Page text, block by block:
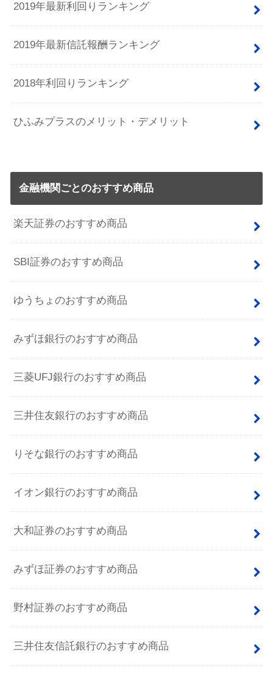
2019年最新利回りランキング
2019年最新信託報酬ランキング
2018年利回りランキング
ひふみプラスのメリット・デメリット
金融機関ごとのおすすめ商品
楽天証券のおすすめ商品
SBI証券のおすすめ商品
ゆうちょのおすすめ商品
みずほ銀行のおすすめ商品
三菱UFJ銀行のおすすめ商品
三井住友銀行のおすすめ商品
りそな銀行のおすすめ商品
イオン銀行のおすすめ商品
大和証券のおすすめ商品
みずほ証券のおすすめ商品
野村証券のおすすめ商品
三井住友信託銀行のおすすめ商品